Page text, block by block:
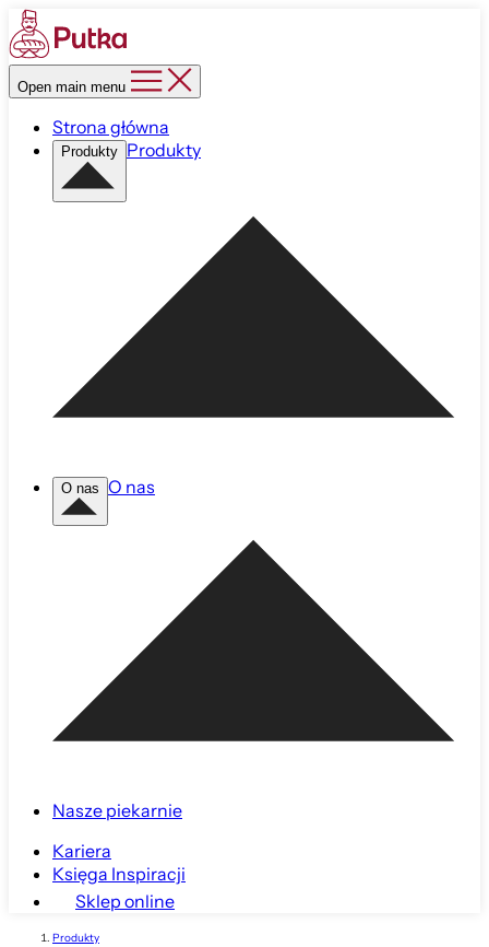
Open main menu
Strona główna
Produkty Produkty
O nas O nas
Nasze piekarnie
Kariera
Księga Inspiracji
Sklep online
Produkty